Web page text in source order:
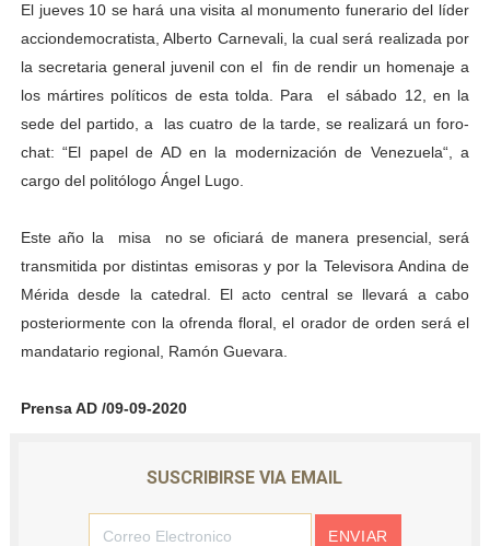
El jueves 10 se hará una visita al monumento funerario del líder
acciondemocratista, Alberto Carnevali, la cual será realizada por
la secretaria general juvenil con el fin de rendir un homenaje a
los mártires políticos de esta tolda. Para el sábado 12, en la
sede del partido, a las cuatro de la tarde, se realizará un foro-
chat: “El papel de AD en la modernización de Venezuela“, a
cargo del politólogo Ángel Lugo.
Este año la misa no se oficiará de manera presencial, será
transmitida por distintas emisoras y por la Televisora Andina de
Mérida desde la catedral. El acto central se llevará a cabo
posteriormente con la ofrenda floral, el orador de orden será el
mandatario regional, Ramón Guevara.
Prensa AD /09-09-2020
SUSCRIBIRSE VIA EMAIL